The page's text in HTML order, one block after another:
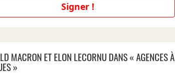
Signer !
MACRON ET ELON LECORNU DANS « AGENCES À
»